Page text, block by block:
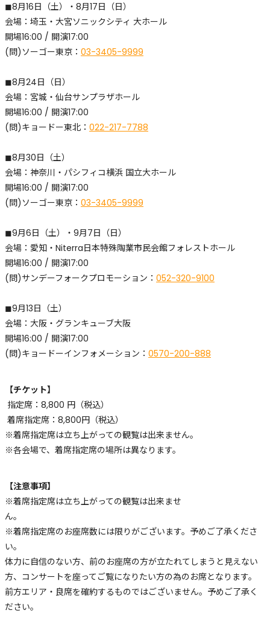
◼︎8月16日（土）・8月17日（日）
​会場：埼玉・大宮ソニックシティ 大ホール
開場16:00 / 開演17:00
(問)ソーゴー東京： 03-3405-9999
◼︎8月24日（日）
​会場：宮城・仙台サンプラザホール
開場16:00 / 開演17:00
(問)キョードー東北： 022-217-7788
◼︎8月30日（土）
​会場：神奈川・パシフィコ横浜 国立大ホール
開場16:00 / 開演17:00
(問)ソーゴー東京： 03-3405-9999
◼︎9月6日（土）・9月7日（日）
​会場：愛知・Niterra日本特殊陶業市民会館フォレストホール
開場16:00 / 開演17:00
(問)サンデーフォークプロモーション： 052-320-9100
◼︎9月13日（土）
​会場：大阪・グランキューブ大阪
開場16:00 / 開演17:00
(問)キョードーインフォメーション： 0570-200-888
【チケット】
指定席：8,800 円（税込）
着席指定席：8,800円（税込）
※着席指定席は立ち上がっての観覧は出来ません。
※各会場で、着席指定席の場所は異なります。
【注意事項】
※着席指定席は立ち上がっての観覧は出来ませ
ん。
※着席指定席のお座席数には限りがございます。予めご了承くださ
い。
体力に自信のない方、前のお座席の方が立たれてしまうと見えない
方、コンサートを座ってご覧になりたい方の為のお席となります。
前方エリア・良席を確約するものではございません。予めご了承く
ださい。